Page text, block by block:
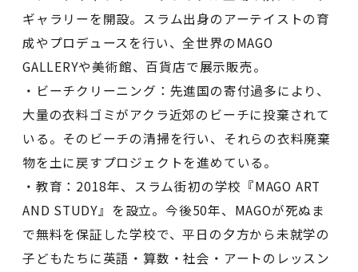
ギャラリーを開設。スラム出身のアーテイストの育
成やプロデュースを行い、全世界のMAGO
GALLERYや美術館、百貨店で展示販売。
・ビーチクリーニング：先進国の寄付過多により、
大量の衣料ゴミがアクラ近郊のビーチに投棄されて
いる。そのビーチの清掃を行い、それらの衣料廃棄
物を土に戻すプロジェクトを進めている。
・教育：2018年、スラム街初の学校『MAGO ART
AND STUDY』を設立。今後50年、MAGOが死ぬま
で無料を保証した学校で、平日の夕方から未就学の
子どもたちに英語・算数・社会・アートのレッスン